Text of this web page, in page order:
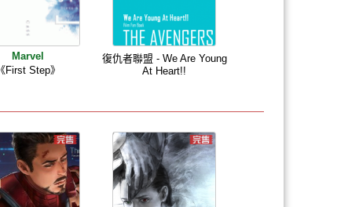
Marvel
《First Step》
復仇者聯盟 - We Are Young
At Heart!!